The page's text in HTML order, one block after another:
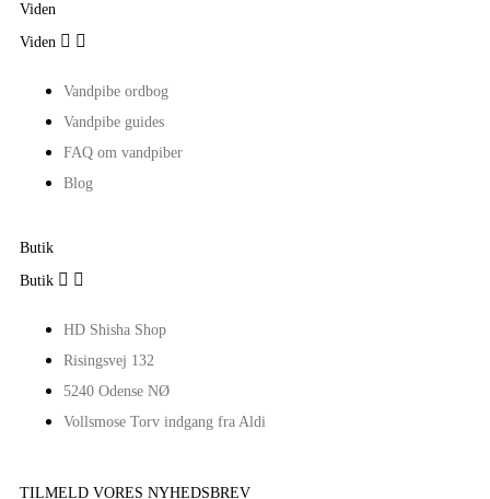
Viden
Viden  
Vandpibe ordbog
Vandpibe guides
FAQ om vandpiber
Blog
Butik
Butik  
HD Shisha Shop
Risingsvej 132
5240 Odense NØ
Vollsmose Torv indgang fra Aldi
TILMELD VORES NYHEDSBREV